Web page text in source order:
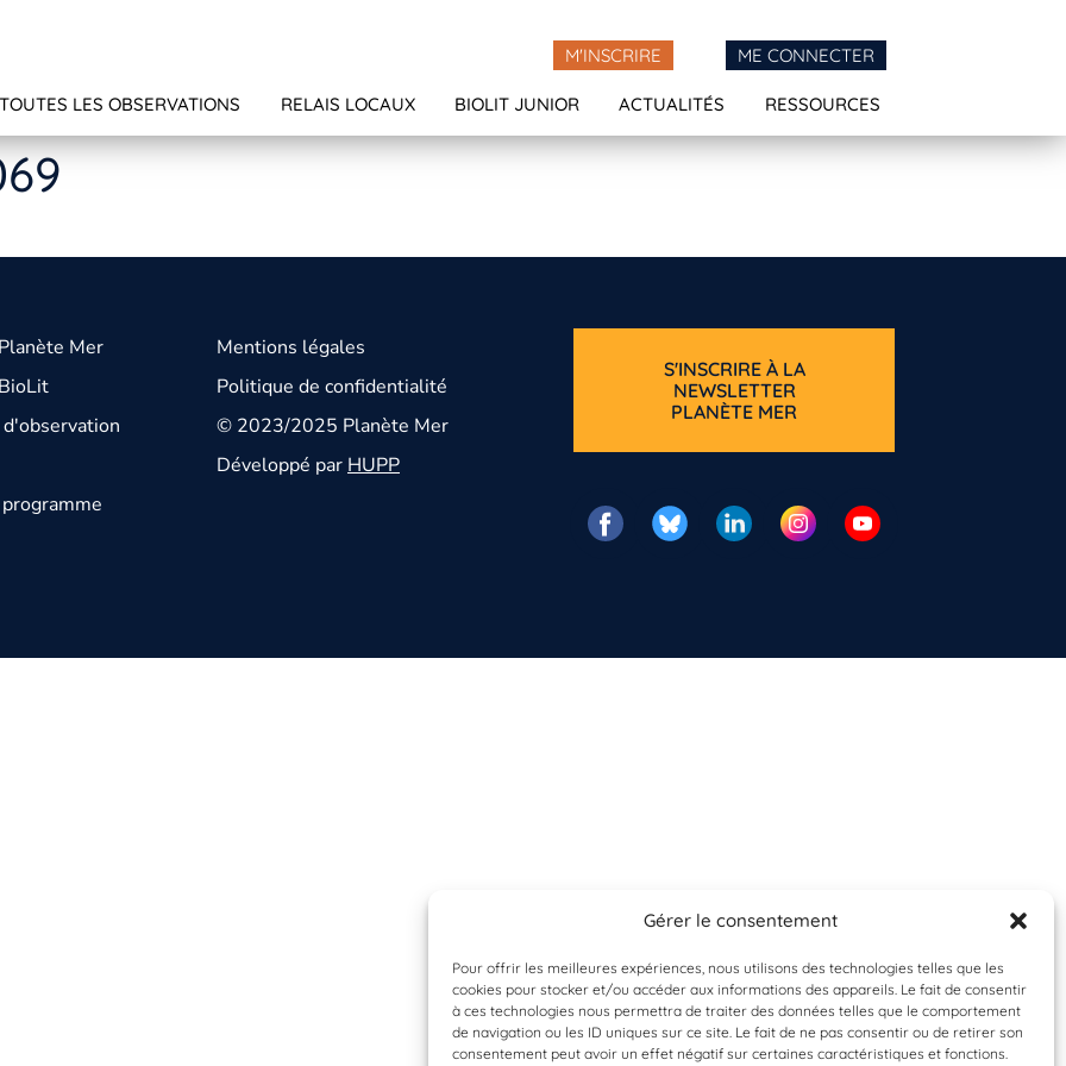
Gérer le consentement
Pour offrir les meilleures expériences, nous utilisons des technologies telles que les
cookies pour stocker et/ou accéder aux informations des appareils. Le fait de consentir
à ces technologies nous permettra de traiter des données telles que le comportement
de navigation ou les ID uniques sur ce site. Le fait de ne pas consentir ou de retirer son
consentement peut avoir un effet négatif sur certaines caractéristiques et fonctions.
M'INSCRIRE ME CONNECTER
TOUTES LES OBSERVATIONS RELAIS LOCAUX BIOLIT JUNIOR ACTUALITÉS RESSOURCES
Mer
Mentions légales
Politique de confidentialité
© 2023/2025 Planète Mer
Développé parHUPP
S'INSCRIRE À LA
NEWSLETTER
PLANÈTE MER